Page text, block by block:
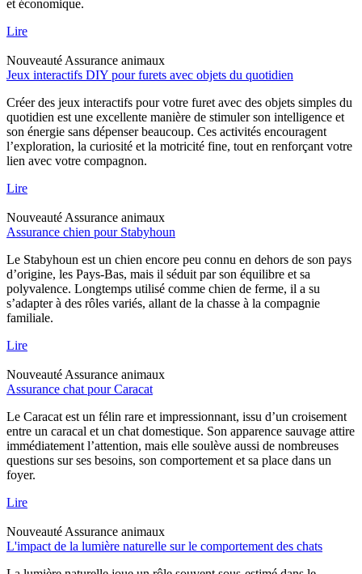
et économique.
Lire
Nouveauté Assurance animaux
Jeux interactifs DIY pour furets avec objets du quotidien
Créer des jeux interactifs pour votre furet avec des objets simples du
quotidien est une excellente manière de stimuler son intelligence et
son énergie sans dépenser beaucoup. Ces activités encouragent
l’exploration, la curiosité et la motricité fine, tout en renforçant votre
lien avec votre compagnon.
Lire
Nouveauté Assurance animaux
Assurance chien pour Stabyhoun
Le Stabyhoun est un chien encore peu connu en dehors de son pays
d’origine, les Pays-Bas, mais il séduit par son équilibre et sa
polyvalence. Longtemps utilisé comme chien de ferme, il a su
s’adapter à des rôles variés, allant de la chasse à la compagnie
familiale.
Lire
Nouveauté Assurance animaux
Assurance chat pour Caracat
Le Caracat est un félin rare et impressionnant, issu d’un croisement
entre un caracal et un chat domestique. Son apparence sauvage attire
immédiatement l’attention, mais elle soulève aussi de nombreuses
questions sur ses besoins, son comportement et sa place dans un
foyer.
Lire
Nouveauté Assurance animaux
L'impact de la lumière naturelle sur le comportement des chats